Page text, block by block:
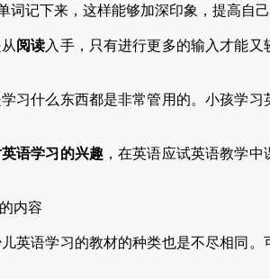
记下来，这样能够加深印象，提高自
阅读入手，只有进行更多的输入才能
学习什么东西都是非常管用的。小孩学
语学习的兴趣 ，在英语应试英语教学
内容
英语学习的教材的种类也是不尽相同